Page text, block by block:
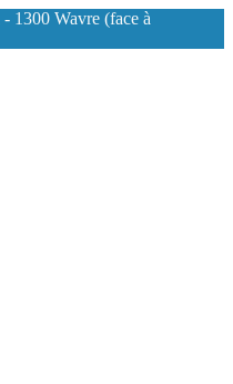
1300 Wavre (face à